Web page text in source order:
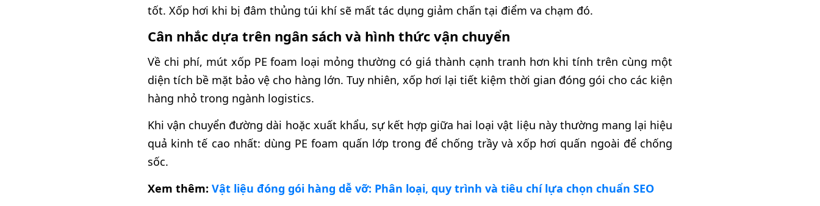
tốt. Xốp hơi khi bị đâm thủng túi khí sẽ mất tác dụng giảm chấn tại điểm va chạm đó.
Cân nhắc dựa trên ngân sách và hình thức vận chuyển
Về chi phí, mút xốp PE foam loại mỏng thường có giá thành cạnh tranh hơn khi tính trên cùng một
diện tích bề mặt bảo vệ cho hàng lớn. Tuy nhiên, xốp hơi lại tiết kiệm thời gian đóng gói cho các kiện
hàng nhỏ trong ngành logistics.
Khi vận chuyển đường dài hoặc xuất khẩu, sự kết hợp giữa hai loại vật liệu này thường mang lại hiệu
quả kinh tế cao nhất: dùng PE foam quấn lớp trong để chống trầy và xốp hơi quấn ngoài để chống
sốc.
Xem thêm: Vật liệu đóng gói hàng dễ vỡ: Phân loại, quy trình và tiêu chí lựa chọn chuẩn SEO